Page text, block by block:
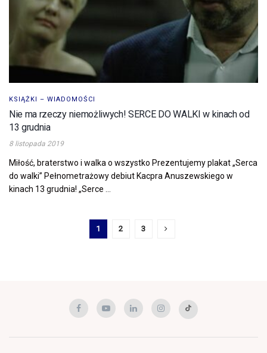
KSIĄŻKI – WIADOMOŚCI
Nie ma rzeczy niemożliwych! SERCE DO WALKI w kinach od
13 grudnia
8 listopada 2019
Miłość, braterstwo i walka o wszystko Prezentujemy plakat „Serca
do walki” Pełnometrażowy debiut Kacpra Anuszewskiego w
kinach 13 grudnia! „Serce ...
1 2 3